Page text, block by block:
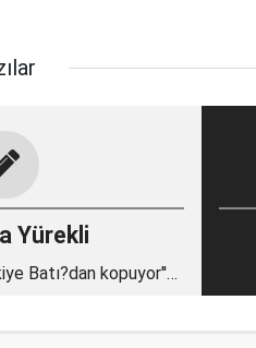
Yürekli
Batı?dan kopuyor''